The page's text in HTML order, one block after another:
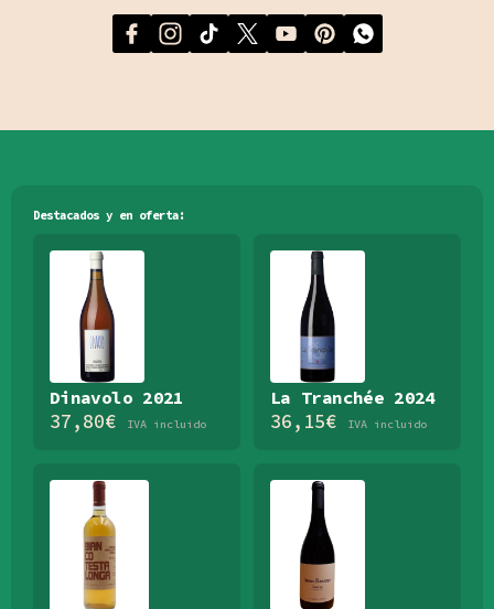
Destacados y en oferta:
Dinavolo 2021
37,80€ IVA incluido
La Tranchée 2024
36,15€ IVA incluido